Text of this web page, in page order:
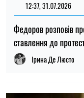
12:37, 31.07.2026
Федоров розповів
ставлення до
Ірина Де Люсто